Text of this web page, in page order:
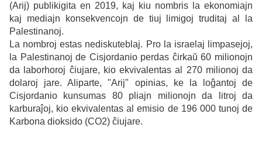
(Arij) publikigita en 2019, kaj kiu nombris la ekonomiajn
kaj mediajn konsekvencojn de tiuj limigoj truditaj al la
Palestinanoj.
La nombroj estas nediskuteblaj. Pro la israelaj limpasejoj,
la Palestinanoj de Cisjordanio perdas ĉirkaŭ 60 milionojn
da laborhoroj ĉiujare, kio ekvivalentas al 270 milionoj da
dolaroj jare. Aliparte, "Arij" opinias, ke la loĝantoj de
Cisjordanio kunsumas 80 pliajn milionojn da litroj da
karburaĵoj, kio ekvivalentas al emisio de 196 000 tunoj de
Karbona dioksido (CO2) ĉiujare.